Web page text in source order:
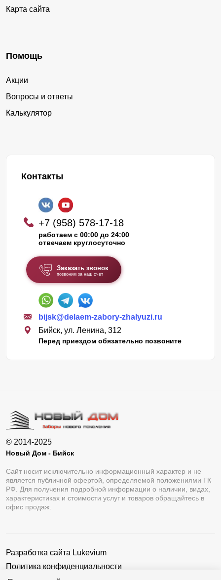
Карта сайта
Помощь
Акции
Вопросы и ответы
Калькулятор
Контакты
+7 (958) 578-17-18
работаем с 00:00 до 24:00
отвечаем круглосуточно
Заказать звонок
позвоним за наш счет
bijsk@delaem-zabory-zhalyuzi.ru
Бийск, ул. Ленина, 312
Перед приездом обязательно позвоните
© 2014-2025
Новый Дом - Бийск
Сайт носит исключительно информационный характер и не
является публичной офертой, определяемой положениями ГК
РФ. Для получения подробной информации о наличии, видах,
характеристиках и стоимости услуг и товаров обращайтесь в
офис продаж.
Разработка сайта Lukevium
Политика конфиденциальности
Пользовательское соглашение